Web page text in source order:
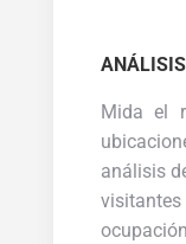
Mida el
análisis